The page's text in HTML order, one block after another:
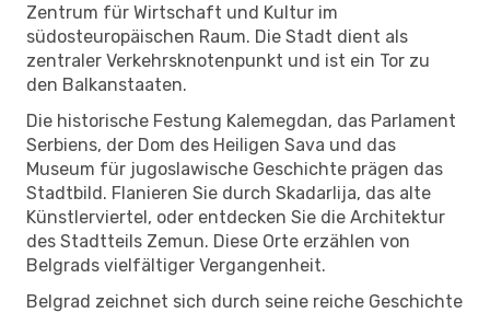
Zentrum für Wirtschaft und Kultur im
südosteuropäischen Raum. Die Stadt dient als
zentraler Verkehrsknotenpunkt und ist ein Tor zu
den Balkanstaaten.
Die historische Festung Kalemegdan, das Parlament
Serbiens, der Dom des Heiligen Sava und das
Museum für jugoslawische Geschichte prägen das
Stadtbild. Flanieren Sie durch Skadarlija, das alte
Künstlerviertel, oder entdecken Sie die Architektur
des Stadtteils Zemun. Diese Orte erzählen von
Belgrads vielfältiger Vergangenheit.
Belgrad zeichnet sich durch seine reiche Geschichte